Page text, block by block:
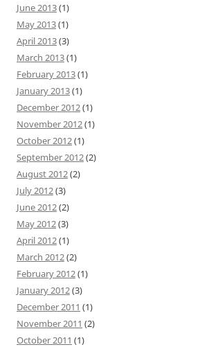
June 2013(1)
May 2013(1)
April 2013(3)
March 2013(1)
February 2013(1)
January 2013(1)
December 2012(1)
November 2012(1)
October 2012(1)
September 2012(2)
August 2012(2)
July 2012(3)
June 2012(2)
May 2012(3)
April 2012(1)
March 2012(2)
February 2012(1)
January 2012(3)
December 2011 (1)
November 2011 (2)
October 2011 (1)